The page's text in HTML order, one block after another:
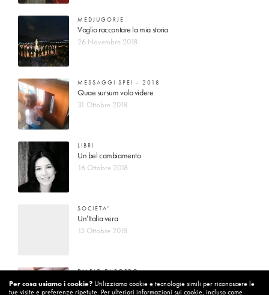
MEDJUGORJE
Voglio raccontare la mia storia
26 Novembre 2018
MESSAGGI SPEI – 2018
Quae sursum volo videre
31 Ottobre 2018
LIBRI
Un bel cambiamento
16 Ottobre 2018
SOCIETA'
Un’Italia vera
15 Ottobre 2018
DIARIO DI BORDO
La vita vince sempre
Per cosa usiamo i cookie? Utilizziamo cookie e tecnologie simili per riconoscere le
tue visite e preferenze ripetute. Per ulteriori informazioni sui cookie, incluso come